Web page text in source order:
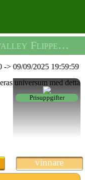
-
->09/09/2025 19:59:59
Prisuppgifter
vinnare